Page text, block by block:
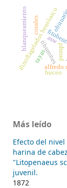
alfredo
dinoflagelados bentónico
blanqueamiento corales
pnmpf
tiburones
rayas
asw
buceo
Más leído
Efecto del
harina de
"Litopenaeus
juvenil.
1872